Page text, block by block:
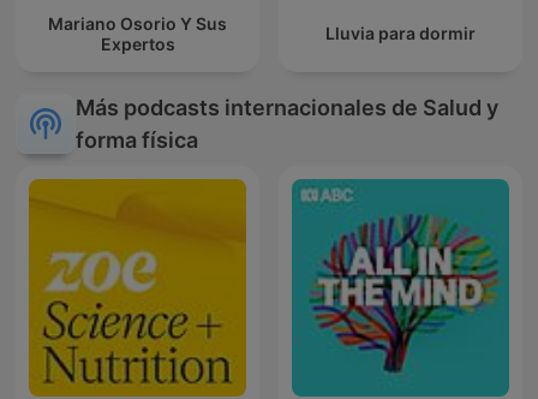
Mariano Osorio Y Sus
Expertos
Lluvia para dormir
Más podcasts internacionales de Salud y
forma física